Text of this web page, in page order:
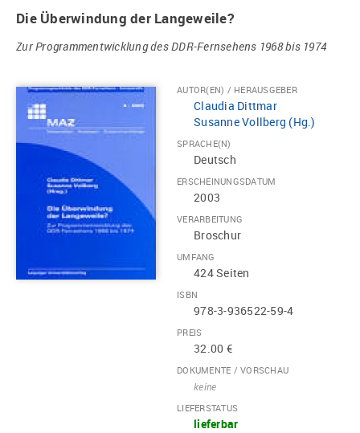
Die Überwindung der Langeweile?
Zur Programmentwicklung des DDR-Fernsehens 1968 bis 1974
AUTOR(EN) / HERAUSGEBER
Claudia Dittmar
Susanne Vollberg (Hg.)
SPRACHE(N)
Deutsch
ERSCHEINUNGSDATUM
2003
VERARBEITUNG
Broschur
UMFANG
424 Seiten
ISBN
978-3-936522-59-4
PREIS
32.00 €
DOKUMENTE / VORSCHAU
keine
LIEFERSTATUS
lieferbar